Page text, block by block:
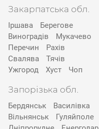
Закарпатська обл.
Іршава
Берегове
Виноградів
Мукачево
Перечин
Рахів
Свалява
Тячів
Ужгород
Хуст Чоп
Запорізька обл.
Бердянськ
Василівка
Вільнянськ
Гуляйполе